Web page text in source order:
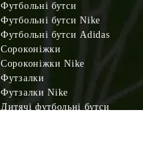
Футбольні бутси
Футбольні бутси Nike
Футбольні бутси Adidas
Сороконіжки
Сороконіжки Nike
Футзалки
Футзалки Nike
Дитячі футбольні бутси